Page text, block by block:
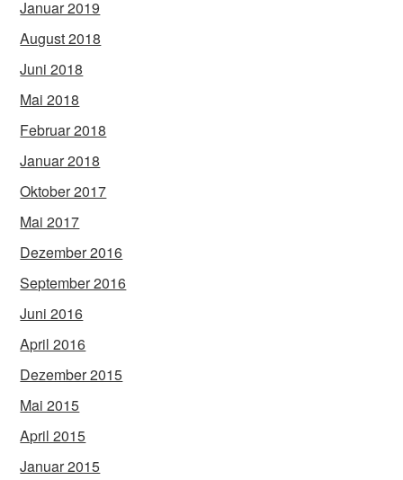
Januar 2019
August 2018
Juni 2018
Mai 2018
Februar 2018
Januar 2018
Oktober 2017
Mai 2017
Dezember 2016
September 2016
Juni 2016
April 2016
Dezember 2015
Mai 2015
April 2015
Januar 2015